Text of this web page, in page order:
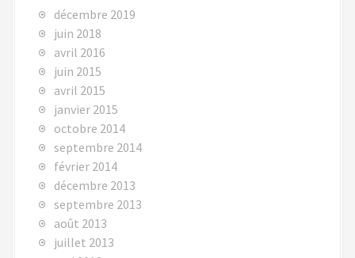
décembre 2019
juin 2018
avril 2016
juin 2015
avril 2015
janvier 2015
octobre 2014
septembre 2014
février 2014
décembre 2013
septembre 2013
août 2013
juillet 2013